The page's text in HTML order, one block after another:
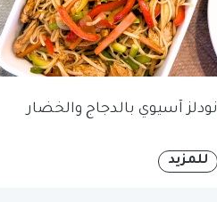
نودلز آسيوي بالدجاج والخضار
للمزيد